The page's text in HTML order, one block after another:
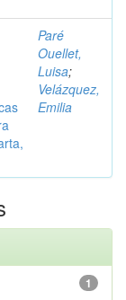
Paré
Ouellet,
Luisa;
Velázquez,
Emilia
1